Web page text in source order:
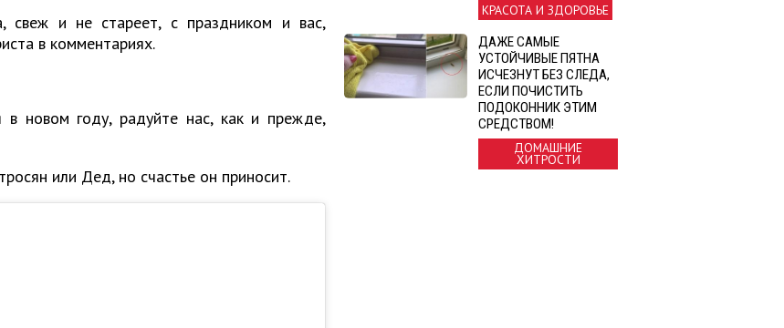
свеж и не стареет, с праздником и вас,
в комментариях.
новом году, радуйте нас, как и прежде,
или Дед, но счастье он приносит.
КРАСОТА И ЗДОРОВЬЕ
ДАЖЕ САМЫЕ
УСТОЙЧИВЫЕ ПЯТНА
ИСЧЕЗНУТ БЕЗ СЛЕДА,
ЕСЛИ ПОЧИСТИТЬ
ПОДОКОННИК ЭТИМ
СРЕДСТВОМ!
ДОМАШНИЕ
ХИТРОСТИ